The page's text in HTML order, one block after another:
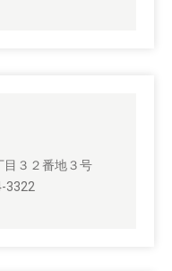
３２番地３号
3322